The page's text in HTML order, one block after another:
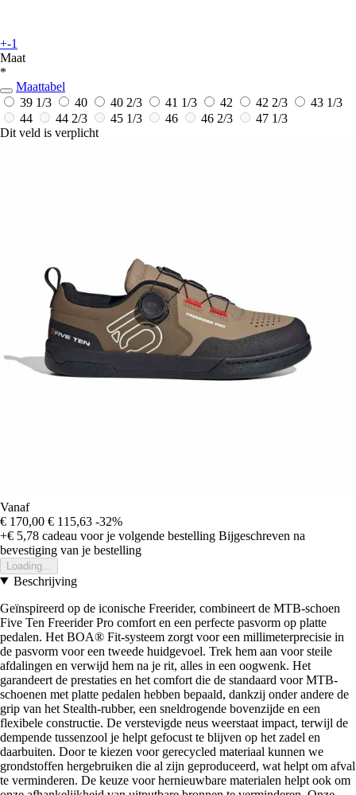
+-1
Maat
*
Maattabel
39 1/3
40 40 2/3 41 1/3 42 42 2/3
43 1/3
44
44 2/3 45 1/3 46 46 2/3
47 1/3
Dit veld is verplicht
Vanaf
€ 170,00 € 115,63 -32%
+€ 5,78 cadeau voor je volgende bestelling Bijgeschreven na
bevestiging van je bestelling
Loading...
Beschrijving
Geïnspireerd op de iconische Freerider, combineert de MTB-schoen
Five Ten Freerider Pro comfort en een perfecte pasvorm op platte
pedalen. Het BOA® Fit-systeem zorgt voor een millimeterprecisie in
de pasvorm voor een tweede huidgevoel. Trek hem aan voor steile
afdalingen en verwijd hem na je rit, alles in een oogwenk. Het
garandeert de prestaties en het comfort die de standaard voor MTB-
schoenen met platte pedalen hebben bepaald, dankzij onder andere de
grip van het Stealth-rubber, een sneldrogende bovenzijde en een
flexibele constructie. De verstevigde neus weerstaat impact, terwijl de
dempende tussenzool je helpt gefocust te blijven op het zadel en
daarbuiten. Door te kiezen voor gerecycled materiaal kunnen we
grondstoffen hergebruiken die al zijn geproduceerd, wat helpt om afval
te verminderen. De keuze voor hernieuwbare materialen helpt ook om